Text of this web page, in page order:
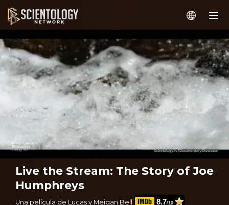
Live the Stream: The Story of Joe
Humphreys
Una película de Lucas y Meigan Bell 8.7/10